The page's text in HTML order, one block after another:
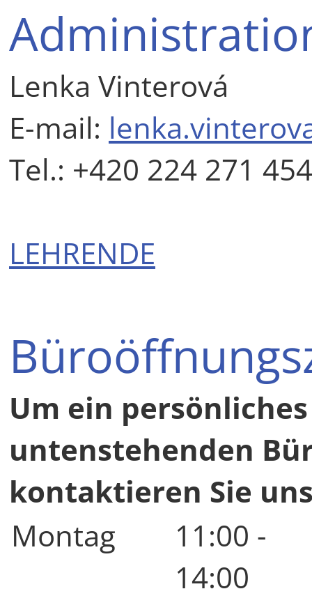
Lenka Vinterová
E-mail:
Tel.: +420 224 271 454
LEHRENDE
Um ein
untenstehenden
kontaktieren Sie
Montag
11:00 -
14:00